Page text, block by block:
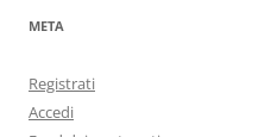
META
Registrati
Accedi